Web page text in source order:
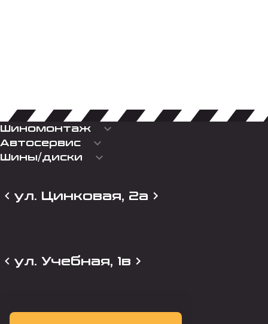
Шиномонтаж keyboard_arrow_down
Автосервис keyboard_arrow_down
Шины/диски keyboard_arrow_down
ул. Цинковая, 2а
ул. Учебная, 1в